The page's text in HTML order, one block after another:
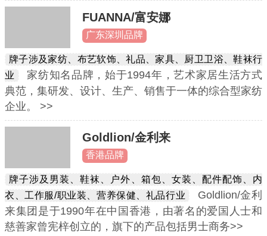
FUANNA/富安娜
广东深圳品牌
牌子涉及家纺、布艺软饰、礼品、家具、厨卫卫浴、鞋袜行
业
家纺知名品牌，始于1994年，艺术家居生活方式
典范，集研发、设计、生产、销售于一体的综合型家纺
企业。 >>
Goldlion/金利来
香港品牌
牌子涉及男装、鞋袜、户外、箱包、女装、配件配饰、内
衣、工作服/职业装、营养保健、礼品行业
Goldlion/金利
来集团是于1990年在中国香港，由著名的爱国人士和
慈善家曾宪梓创立的，旗下的产品包括男士商务>>